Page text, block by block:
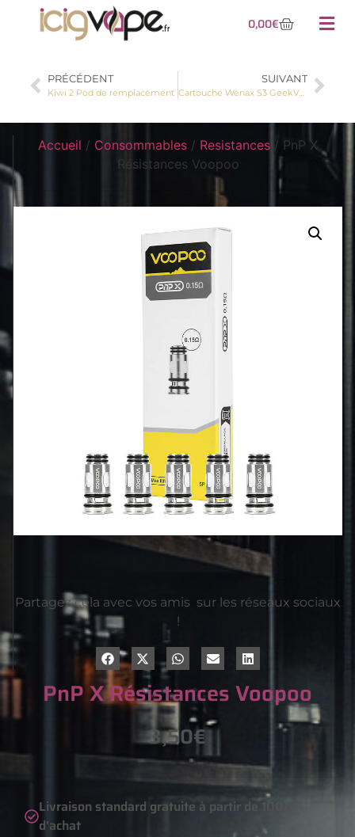
0,00€
PRÉCÉDENT
Kiwi 2 Pod de remplacement
SUIVANT
Cartouche Wenax S3 GeekVape
PnP X Résistances Voopoo
3,50€
Livraison standard gratuite à partir de 100€
d'achat
Accueil / Consommables / Resistances / PnP X
Résistances Voopoo
Partagez cela avec vos amis sur les réseaux sociaux
!